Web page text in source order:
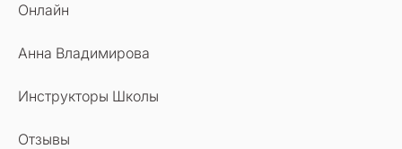
Онлайн
Анна Владимирова
Инструкторы Школы
Отзывы